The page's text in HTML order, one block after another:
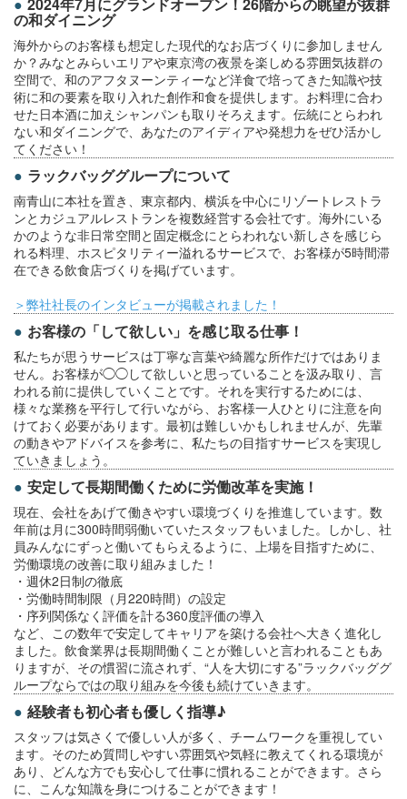
の和ダイニング
海外からのお客様も想定した現代的なお店づくりに参加しません
か？みなとみらいエリアや東京湾の夜景を楽しめる雰囲気抜群の
空間で、和のアフタヌーンティーなど洋食で培ってきた知識や技
術に和の要素を取り入れた創作和食を提供します。お料理に合わ
せた日本酒に加えシャンパンも取りそろえます。伝統にとらわれ
ない和ダイニングで、あなたのアイディアや発想力をぜひ活かし
てください！
ラックバッググループについて
南青山に本社を置き、東京都内、横浜を中心にリゾートレストラ
ンとカジュアルレストランを複数経営する会社です。海外にいる
かのような非日常空間と固定概念にとらわれない新しさを感じら
れる料理、ホスピタリティー溢れるサービスで、お客様が5時間滞
在できる飲食店づくりを掲げています。
＞弊社社長のインタビューが掲載されました！
お客様の「して欲しい」を感じ取る仕事！
私たちが思うサービスは丁寧な言葉や綺麗な所作だけではありま
せん。お客様が◯◯して欲しいと思っていることを汲み取り、言
われる前に提供していくことです。それを実行するためには、
様々な業務を平行して行いながら、お客様一人ひとりに注意を向
けておく必要があります。最初は難しいかもしれませんが、先輩
の動きやアドバイスを参考に、私たちの目指すサービスを実現し
ていきましょう。
安定して長期間働くために労働改革を実施！
現在、会社をあげて働きやすい環境づくりを推進しています。数
年前は月に300時間弱働いていたスタッフもいました。しかし、社
員みんなにずっと働いてもらえるように、上場を目指すために、
労働環境の改善に取り組みました！
・週休2日制の徹底
・労働時間制限（月220時間）の設定
・序列関係なく評価を計る360度評価の導入
など、この数年で安定してキャリアを築ける会社へ大きく進化し
ました。飲食業界は長期間働くことが難しいと言われることもあ
りますが、その慣習に流されず、“人を大切にする”ラックバッググ
ループならではの取り組みを今後も続けていきます。
経験者も初心者も優しく指導♪
スタッフは気さくで優しい人が多く、チームワークを重視してい
ます。そのため質問しやすい雰囲気や気軽に教えてくれる環境が
あり、どんな方でも安心して仕事に慣れることができます。さら
に、こんな知識を身につけることができます！